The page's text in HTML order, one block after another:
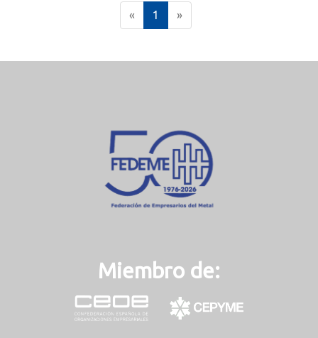
« 1
c
t
)
»
Miembro de: